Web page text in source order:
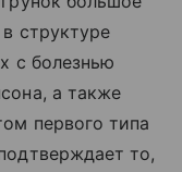
структуре
с болезнью
а также
первого типа
то,